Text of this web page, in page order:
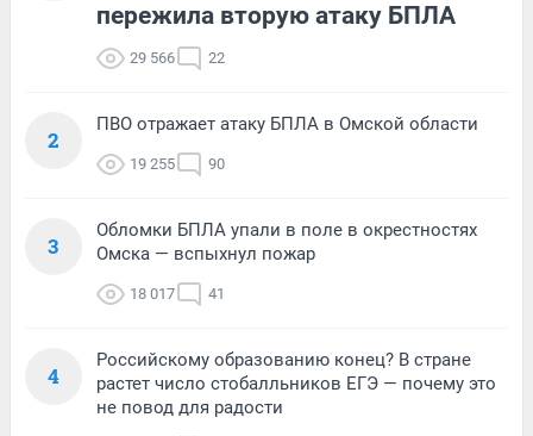
пережила вторую атаку БПЛА
29 566 22
2
ПВО отражает атаку БПЛА в Омской области
19 255 90
3
Обломки БПЛА упали в поле в окрестностях
Омска — вспыхнул пожар
18 017 41
4
Российскому образованию конец? В стране
растет число стобалльников ЕГЭ — почему это
не повод для радости